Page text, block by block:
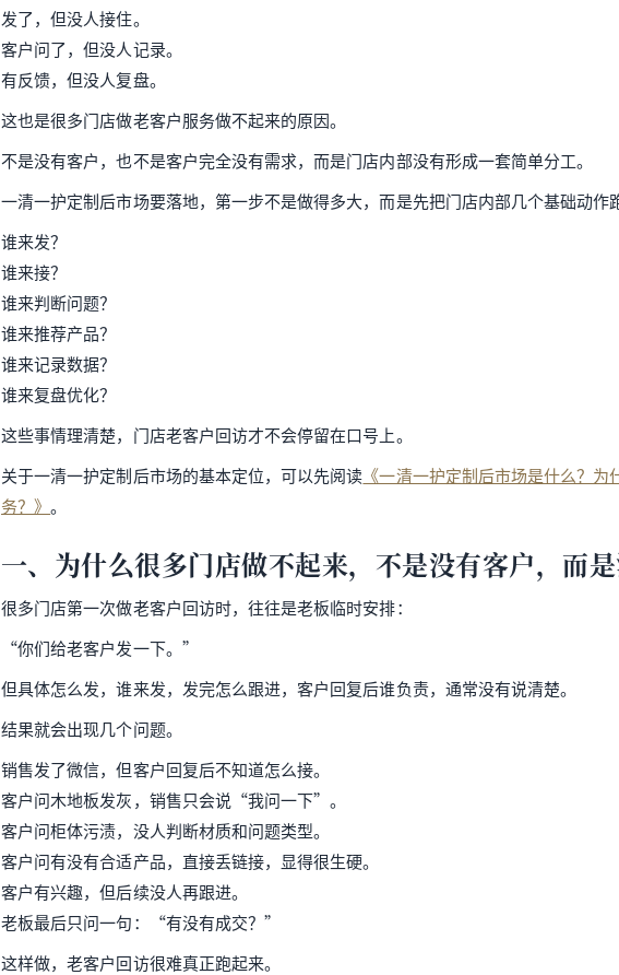
发了，但没人接住。
客户问了，但没人记录。
有反馈，但没人复盘。
这也是很多门店做老客户服务做不起来的原因。
不是没有客户，也不是客户完全没有需求，而是门店内部没有形成一套简单分工。
一清一护定制后市场要落地，第一步不是做得多大，而是先把门店内部几个基础动作
谁来发？
谁来接？
谁来判断问题？
谁来推荐产品？
谁来记录数据？
谁来复盘优化？
这些事情理清楚，门店老客户回访才不会停留在口号上。
关于一清一护定制后市场的基本定位，可以先阅读 《一清一护定制后市场是什么？
务？》。
一、为什么很多门店做不起来，不是没有客户，而
很多门店第一次做老客户回访时，往往是老板临时安排：
“你们给老客户发一下。”
但具体怎么发，谁来发，发完怎么跟进，客户回复后谁负责，通常没有说清楚。
结果就会出现几个问题。
销售发了微信，但客户回复后不知道怎么接。
客户问木地板发灰，销售只会说“我问一下”。
客户问柜体污渍，没人判断材质和问题类型。
客户问有没有合适产品，直接丢链接，显得很生硬。
客户有兴趣，但后续没人再跟进。
老板最后只问一句：“有没有成交？”
这样做，老客户回访很难真正跑起来。